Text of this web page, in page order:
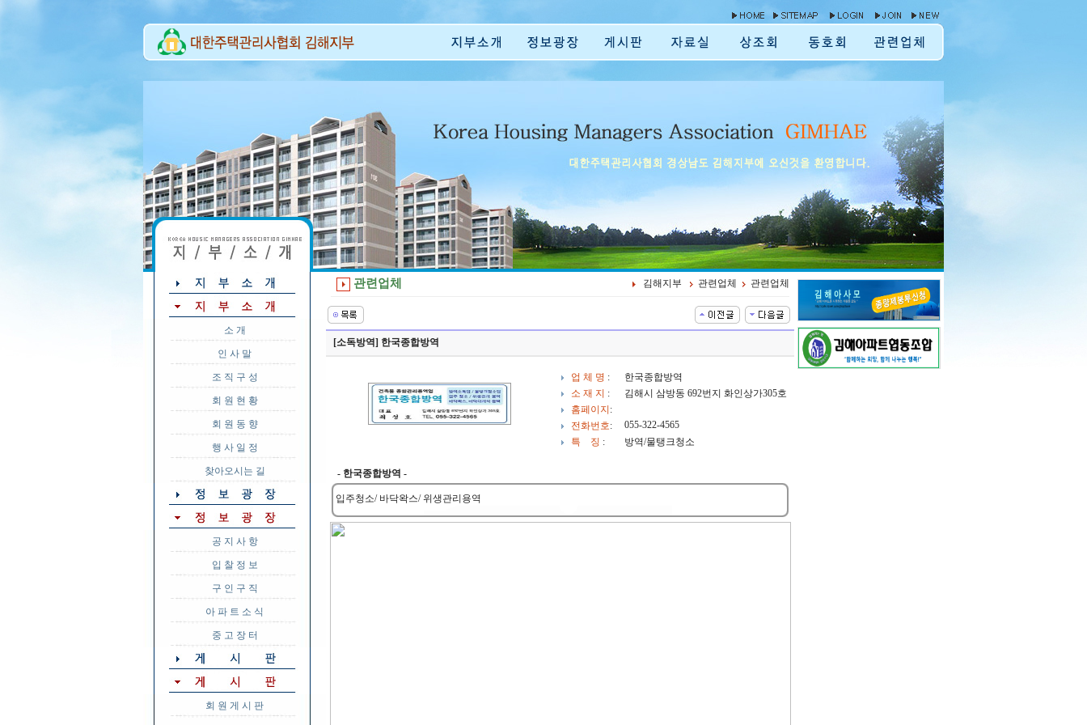
소 개
인 사 말
조 직 구 성
회 원 현 황
회 원 동 향
행 사 일 정
찾아오시는 길
공 지 사 항
입 찰 정 보
구 인 구 직
아 파 트 소 식
중 고 장 터
회 원 게 시 판
관련업체 김해지부 관련업체 관련업체
[소독방역] 한국종합방역
업 체 명 :
한국종합방역
소 재 지 :
김해시 삼방동 692번지 화인상가305호
홈페이지 :
전화번호:
055-322-4565
특 징 : 방역/물탱크청소
- 한국종합방역 -
입주청소/ 바닥왁스/ 위생관리용역